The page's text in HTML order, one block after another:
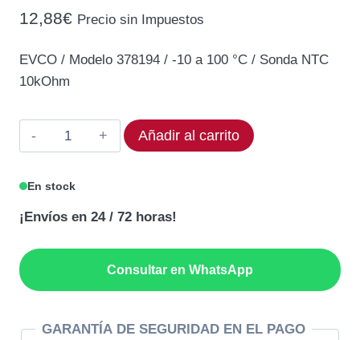
12,88€ Precio sin Impuestos
EVCO / Modelo 378194 / -10 a 100 °C / Sonda NTC
10kOhm
Sonda
EVCO
Rango
-10
Añadir al carrito
En stock
¡Envíos en 24 / 72 horas!
Consultar en WhatsApp
GARANTÍA DE SEGURIDAD EN EL PAGO